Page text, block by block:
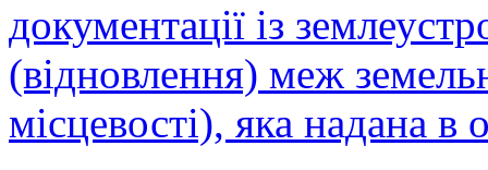
документації із
(відновлення) меж
місцевості), яка надана